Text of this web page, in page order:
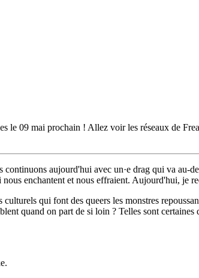
le 09 mai prochain ! Allez voir les réseaux de
aujourd'hui avec un·e drag qui va au-
enchantent et nous effraient. Aujourd'hui, je
qui font des queers les monstres
quand on part de si loin ? Telles sont certaines